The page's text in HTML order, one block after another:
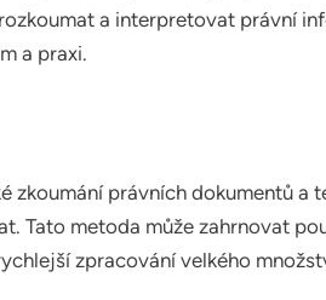
a interpretovat právní
a praxi.
zkoumání právních dokumentů a
Tato metoda může zahrnovat
zpracování velkého